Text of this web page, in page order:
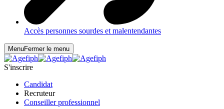
Accès personnes sourdes et malentendantes
MenuFermer le menu
S'inscrire
Candidat
Recruteur
Conseiller professionnel